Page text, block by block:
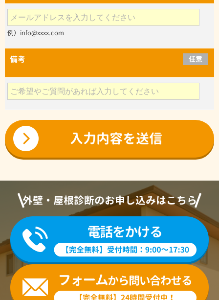
例）info@xxxx.com
備考 任意
外壁・屋根診断のお申し込みはこちら